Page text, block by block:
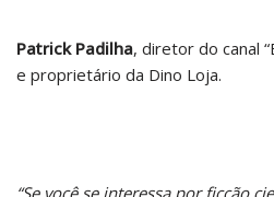
Patrick Padilha, diretor do canal
e proprietário da Dino Loja.
“Se você se interessa por ficção